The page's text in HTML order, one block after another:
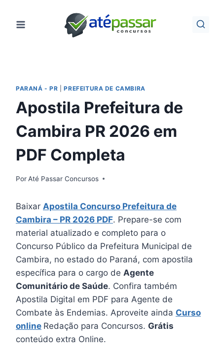
para
PARANÁ - PR |PREFEITURA DE CAMBIRA
Apostila Prefeitura de
Cambira PR 2026 em
PDF Completa
PorAté Passar Concursos
Baixar Apostila Concurso Prefeitura de
Cambira – PR 2026 PDF. Prepare-se com
material atualizado e completo para o
Concurso Público da Prefeitura Municipal de
Cambira, no estado do Paraná, com apostila
específica para o cargo de Agente
Comunitário de Saúde. Confira também
Apostila Digital em PDF para Agente de
Combate às Endemias. Aproveite ainda Curso
online Redação para Concursos. Grátis
conteúdo extra Online.